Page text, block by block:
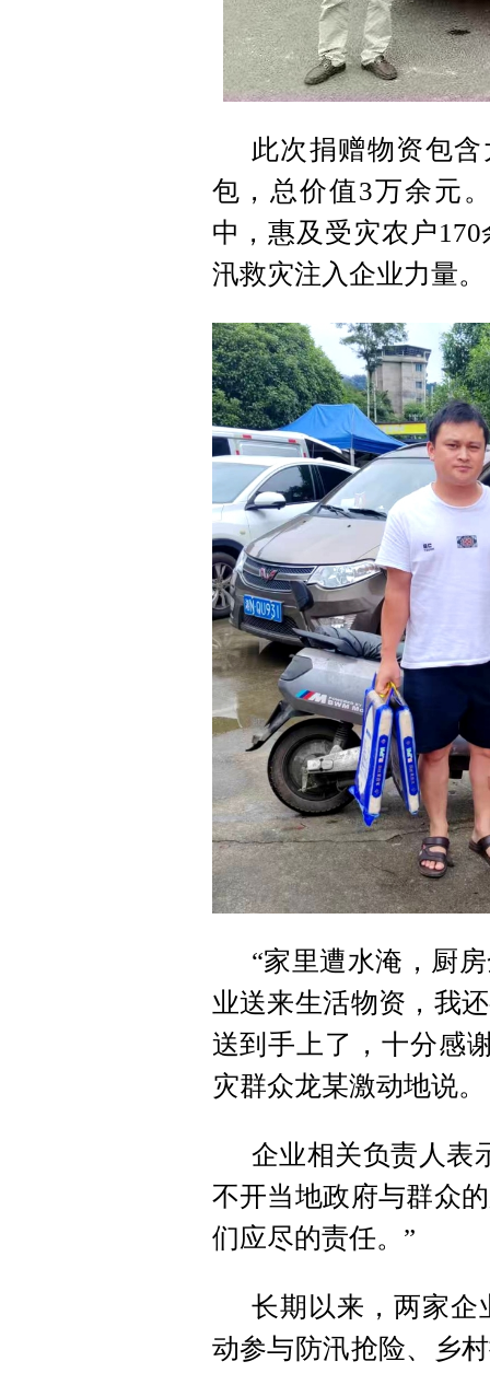
此次捐赠物资包
包，总价值3万余元
中，惠及受灾农户
汛救灾注入企业力量。
“家里遭水淹，厨
业送来生活物资，我
送到手上了，十分感
灾群众龙某激动地说。
企业相关负责人表
不开当地政府与群众
们应尽的责任。”
长期以来，两家企
动参与防汛抢险、乡